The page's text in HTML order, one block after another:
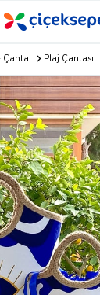
Çanta Plaj Çantası